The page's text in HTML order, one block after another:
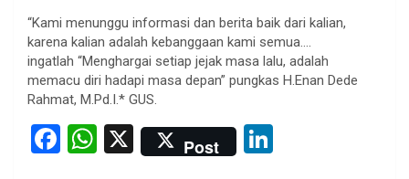
“Kami menunggu informasi dan berita baik dari kalian,
karena kalian adalah kebanggaan kami semua….
ingatlah “Menghargai setiap jejak masa lalu, adalah
memacu diri hadapi masa depan” pungkas H.Enan Dede
Rahmat, M.Pd.I.* GUS.
F
W X Post